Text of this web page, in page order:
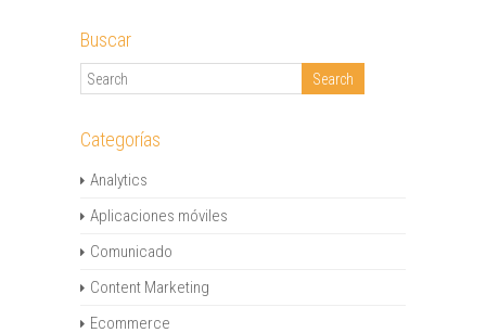
Buscar
Categorías
Analytics
Aplicaciones móviles
Comunicado
Content Marketing
Ecommerce